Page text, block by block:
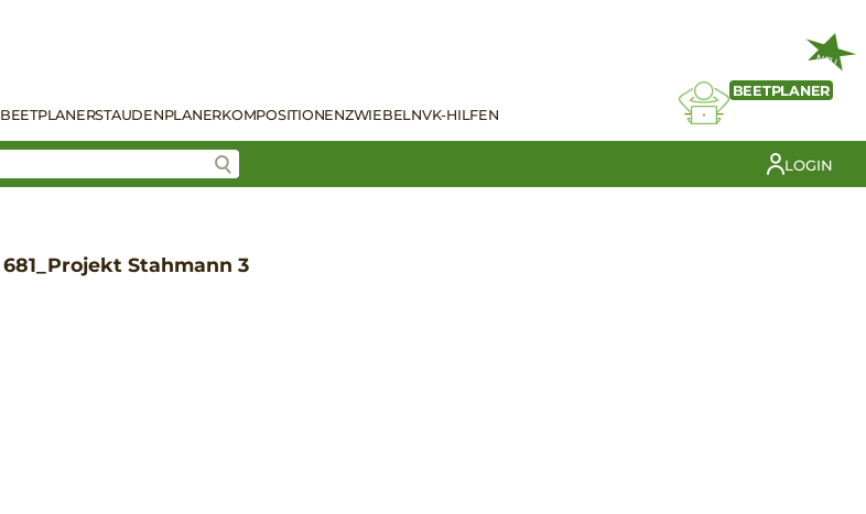
BEETPLANERSTAUDENPLANERKOMPOSITIONENZWIEBELNVK-HILFEN
NEU
BEETPLANER
LOGIN
681_Projekt Stahmann 3